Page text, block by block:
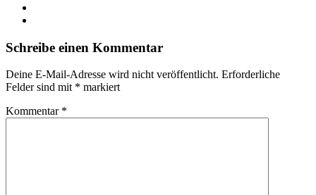
Schreibe einen Kommentar
Deine E-Mail-Adresse wird nicht veröffentlicht. Erforderliche
Felder sind mit * markiert
Kommentar *